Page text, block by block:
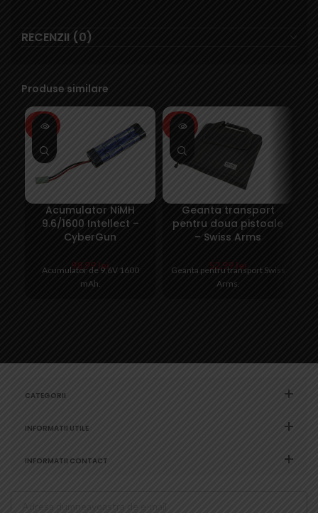
RECENZII (0)
Produse similare
SOLD
OUT
Acumulator NiMH
9.6/1600 Intellect –
CyberGun
98,99 lei
Acumulator de 9,6V 1600
mAh.
SOLD
OUT
Geanta transport
pentru doua pistoale
– Swiss Arms
52,99 lei
Geanta pentru transport Swiss
Arms.
CATEGORII
INFORMATII UTILE
INFORMATII CONTACT